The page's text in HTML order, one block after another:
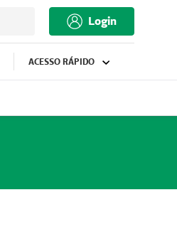
Login
ACESSO RÁPIDO